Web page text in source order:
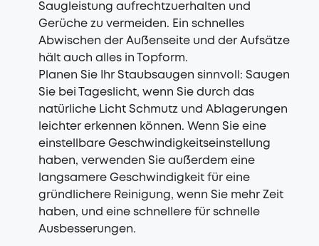
Saugleistung aufrechtzuerhalten und
Gerüche zu vermeiden. Ein schnelles
Abwischen der Außenseite und der Aufsätze
hält auch alles in Topform.
Planen Sie Ihr Staubsaugen sinnvoll: Saugen
Sie bei Tageslicht, wenn Sie durch das
natürliche Licht Schmutz und Ablagerungen
leichter erkennen können. Wenn Sie eine
einstellbare Geschwindigkeitseinstellung
haben, verwenden Sie außerdem eine
langsamere Geschwindigkeit für eine
gründlichere Reinigung, wenn Sie mehr Zeit
haben, und eine schnellere für schnelle
Ausbesserungen.